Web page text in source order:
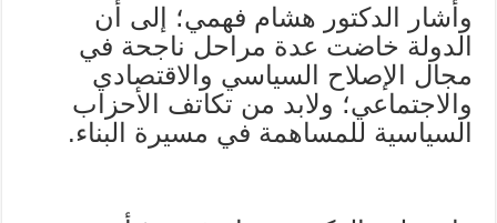
وأشار الدكتور هشام فهمي؛ إلى أن
الدولة خاضت عدة مراحل ناجحة في
مجال الإصلاح السياسي والاقتصادي
والاجتماعي؛ ولابد من تكاتف الأحزاب
السياسية للمساهمة في مسيرة البناء.